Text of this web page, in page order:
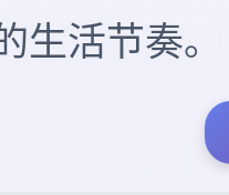
生活节奏。